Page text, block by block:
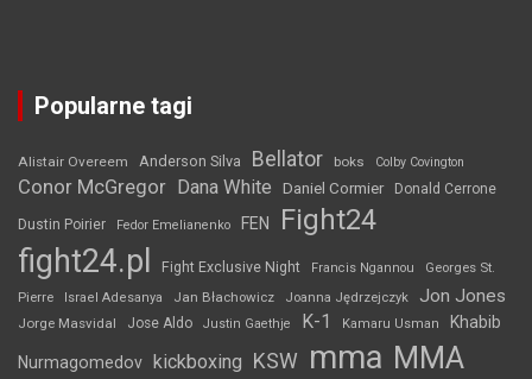
Popularne tagi
Alistair Overeem Anderson Silva Bellator boks Colby Covington
Conor McGregor Dana White Daniel Cormier Donald Cerrone
Dustin Poirier Fedor Emelianenko FEN Fight24
fight24.pl Fight Exclusive Night Francis Ngannou
Georges St.
Pierre
Israel Adesanya Jan Błachowicz Joanna Jędrzejczyk Jon Jones
Jorge Masvidal Jose Aldo Justin Gaethje K-1 Kamaru Usman Khabib
Nurmagomedov kickboxing KSW mma MMA